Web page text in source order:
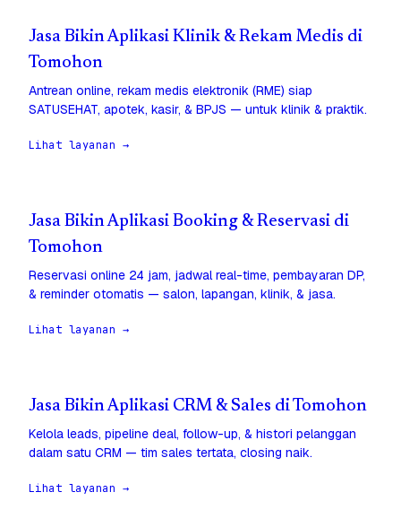
Jasa Bikin Aplikasi Klinik & Rekam Medis di
Tomohon
Antrean online, rekam medis elektronik (RME) siap
SATUSEHAT, apotek, kasir, & BPJS — untuk klinik & praktik.
Lihat layanan →
Jasa Bikin Aplikasi Booking & Reservasi di
Tomohon
Reservasi online 24 jam, jadwal real-time, pembayaran DP,
& reminder otomatis — salon, lapangan, klinik, & jasa.
Lihat layanan →
Jasa Bikin Aplikasi CRM & Sales di Tomohon
Kelola leads, pipeline deal, follow-up, & histori pelanggan
dalam satu CRM — tim sales tertata, closing naik.
Lihat layanan →